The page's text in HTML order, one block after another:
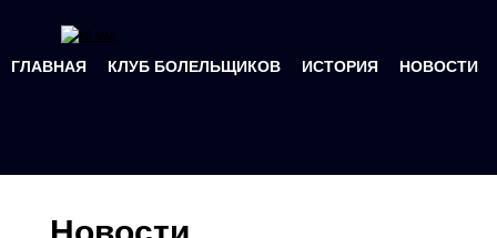
ГЛАВНАЯ КЛУБ БОЛЕЛЬЩИКОВ ИСТОРИЯ НОВОСТИ